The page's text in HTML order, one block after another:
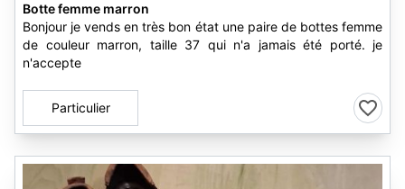
Botte femme marron
Bonjour je vends en très bon état une paire de bottes femme
de couleur marron, taille 37 qui n'a jamais été porté. je
n'accepte
Particulier